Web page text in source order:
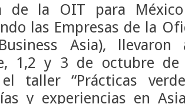
de la OIT para
las Empresas de la
Asia),
1,2 y 3 de octubre de
taller “Prácticas
y experiencias en